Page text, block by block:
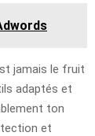
jamais le fruit
adaptés et
ton
et